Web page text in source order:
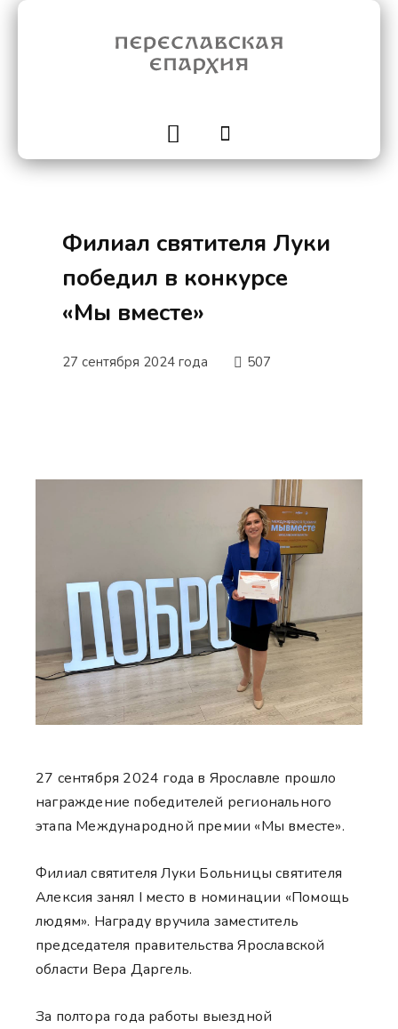
Филиал святителя Луки
победил в конкурсе
«Мы вместе»
27 сентября 2024 года 507
27 сентября 2024 года в Ярославле прошло
награждение победителей регионального
этапа Международной премии «Мы вместе».
Филиал святителя Луки Больницы святителя
Алексия занял I место в номинации «Помощь
людям». Награду вручила заместитель
председателя правительства Ярославской
области Вера Даргель.
За полтора года работы выездной